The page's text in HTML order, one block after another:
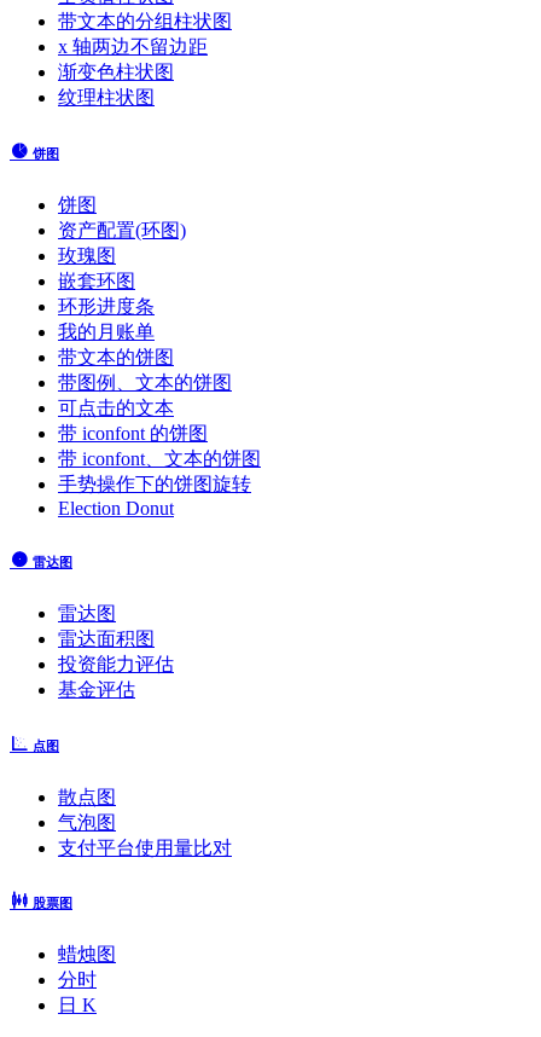
带文本的分组柱状图
x 轴两边不留边距
渐变色柱状图
纹理柱状图
饼图
饼图
资产配置(环图)
玫瑰图
嵌套环图
环形进度条
我的月账单
带文本的饼图
带图例、文本的饼图
可点击的文本
带 iconfont 的饼图
带 iconfont、文本的饼图
手势操作下的饼图旋转
Election Donut
雷达图
雷达图
雷达面积图
投资能力评估
基金评估
点图
散点图
气泡图
支付平台使用量比对
股票图
蜡烛图
分时
日 K